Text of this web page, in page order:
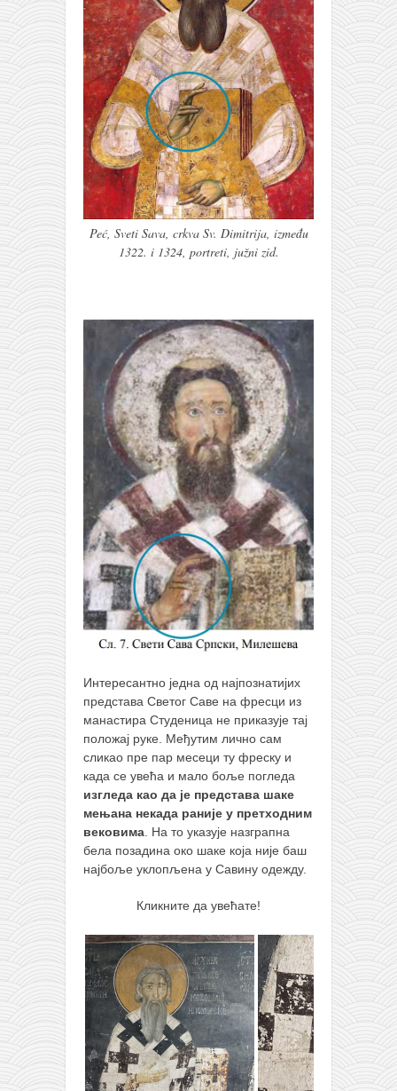
Peć, Sveti Sava, crkva Sv. Dimitrija, između
1322. i 1324, portreti, južni zid.
Интересантно једна од најпознатијих
представа Светог Саве на фресци из
манастира Студеница не приказује тај
положај руке. Међутим лично сам
сликао пре пар месеци ту фреску и
када се увећа и мало боље погледа
изгледа као да је представа шаке
мењана некада раније у претходним
вековима . На то указује назграпна
бела позадина око шаке која није баш
најбоље уклопљена у Савину одежду.
Кликните да увећате!